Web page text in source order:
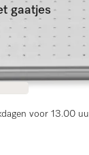
gaatjes
garen van
voor 13.00